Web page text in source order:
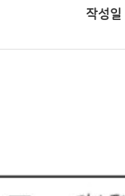
작성일